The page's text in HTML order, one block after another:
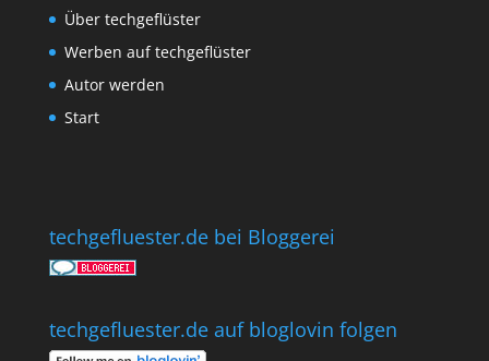
Über techgeflüster
Werben auf techgeflüster
Autor werden
Start
techgefluester.de bei Bloggerei
techgefluester.de auf bloglovin folgen